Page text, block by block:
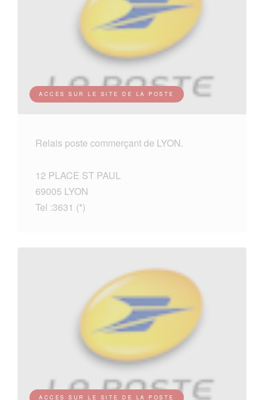
ACCES SUR LE SITE DE LA POSTE
Relais poste commerçant de LYON.
12 PLACE ST PAUL
69005 LYON
Tel :3631 (*)
ACCES SUR LE SITE DE LA POSTE